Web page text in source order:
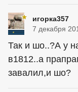
игорка357
7 декабря
Так и шо..?А у
в1812..а
завалил,и шо?